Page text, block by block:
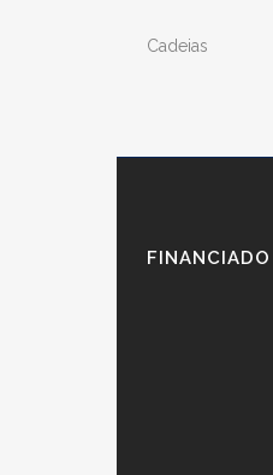
Cadeias
FINANCIADO